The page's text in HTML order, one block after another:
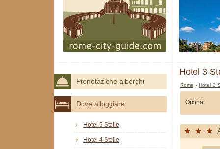
Hotel 3
Roma ›Hotel 3
Ordina:
Prenotazione alberghi
Dove alloggiare
Hotel 5 Stelle
Hotel 4 Stelle